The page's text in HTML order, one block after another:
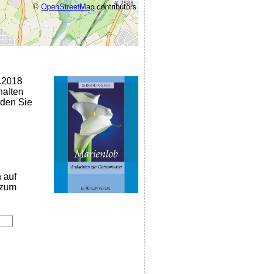
©OpenStreetMapcontributors
Sie
auf